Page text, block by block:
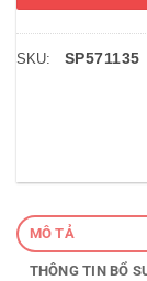
SKU: SP571135
MÔ TẢ
THÔNG TIN BỔ